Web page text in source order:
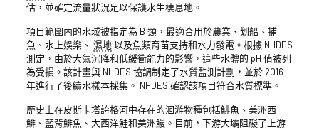
估，並確定流量狀況足以保護水生棲息地。
項目範圍內的水域被指定為 B 類，最適合用於農業、划船、捕
魚、水上娛樂、 濕地 以及魚類育苗支持和水力發電。根據 NHDES
測定，由於大氣沉降和低緩衝能力的影響，這些水體的 pH 值被列
為受損。該計畫與 NHDES 協調制定了水質監測計劃，並於 2016
年進行了後續水樣本採集。 NHDES 確認該項目符合水質標準。
歷史上在皮斯卡塔誇格河中存在的洄游物種包括鯡魚、美洲西
鯡、藍背鯡魚、大西洋鮭和美洲鰻。目前，下游大壩阻礙了上游